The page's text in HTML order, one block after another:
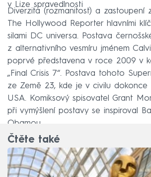
v Lize spravedlnosti
Diverzita (rozmanitost) a zastoupení
The Hollywood Reporter hlavními
silami DC universa. Postava
z alternativního vesmíru jménem
poprvé představena v roce 2009 v
„Final Crisis 7“. Postava tohoto
ze Země 23, kde je v civilu dokonce
USA. Komiksový spisovatel Grant
při vymýšlení postavy se inspiroval
Obamou.
Čtěte také